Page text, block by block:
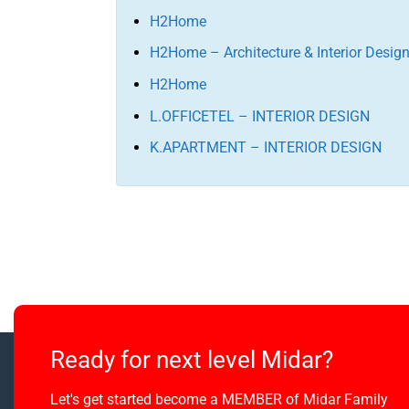
H2Home
H2Home – Architecture & Interior Design
H2Home
L.OFFICETEL – INTERIOR DESIGN
K.APARTMENT – INTERIOR DESIGN
Ready for next level Midar?
Let's get started become a MEMBER of Midar Family